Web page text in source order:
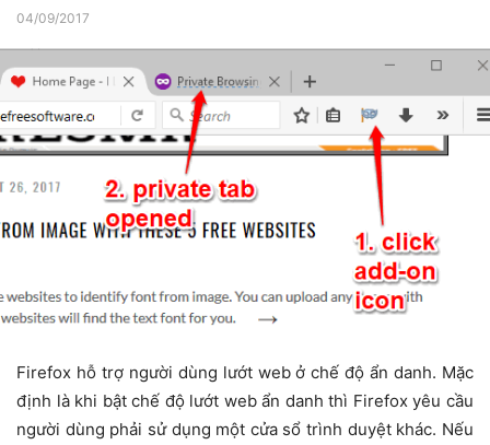
04/09/2017
Firefox hỗ trợ người dùng lướt web ở chế độ ẩn danh. Mặc
định là khi bật chế độ lướt web ẩn danh thì Firefox yêu cầu
người dùng phải sử dụng một cửa sổ trình duyệt khác. Nếu